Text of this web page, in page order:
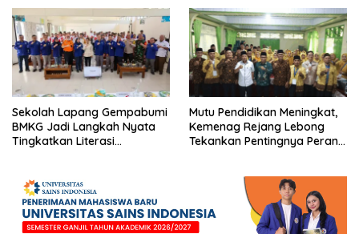
Sekolah Lapang Gempabumi
BMKG Jadi Langkah Nyata
Tingkatkan Literasi
Mutu Pendidikan Meningkat,
Kemenag Rejang Lebong
Tekankan Pentingnya Peran